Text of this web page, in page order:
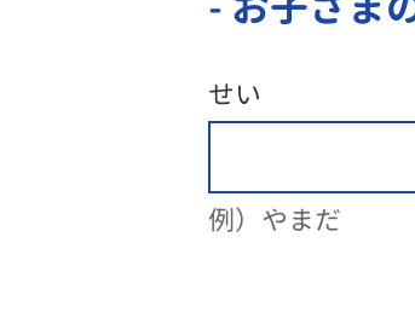
せい
例）やまだ